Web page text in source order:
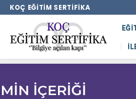
KOÇ EĞITIM SERTIFIKA
İÇERİĞİ